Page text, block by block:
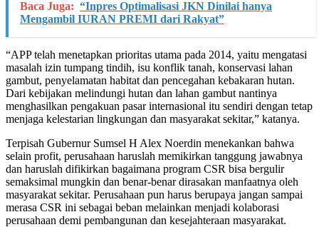
Baca Juga: “Inpres Optimalisasi JKN Dinilai hanya
Mengambil IURAN PREMI dari Rakyat”
“APP telah menetapkan prioritas utama pada 2014, yaitu mengatasi
masalah izin tumpang tindih, isu konflik tanah, konservasi lahan
gambut, penyelamatan habitat dan pencegahan kebakaran hutan.
Dari kebijakan melindungi hutan dan lahan gambut nantinya
menghasilkan pengakuan pasar internasional itu sendiri dengan tetap
menjaga kelestarian lingkungan dan masyarakat sekitar,” katanya.
Terpisah Gubernur Sumsel H Alex Noerdin menekankan bahwa
selain profit, perusahaan haruslah memikirkan tanggung jawabnya
dan haruslah difikirkan bagaimana program CSR bisa bergulir
semaksimal mungkin dan benar-benar dirasakan manfaatnya oleh
masyarakat sekitar. Perusahaan pun harus berupaya jangan sampai
merasa CSR ini sebagai beban melainkan menjadi kolaborasi
perusahaan demi pembangunan dan kesejahteraan masyarakat.